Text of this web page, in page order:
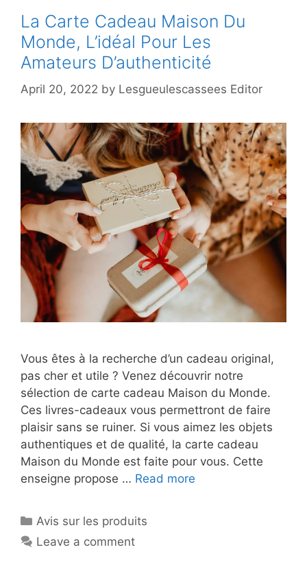
La Carte Cadeau Maison Du
Monde, L’idéal Pour Les
Amateurs D’authenticité
April 20, 2022 by Lesgueulescassees Editor
Vous êtes à la recherche d’un cadeau original,
pas cher et utile ? Venez découvrir notre
sélection de carte cadeau Maison du Monde.
Ces livres-cadeaux vous permettront de faire
plaisir sans se ruiner. Si vous aimez les objets
authentiques et de qualité, la carte cadeau
Maison du Monde est faite pour vous. Cette
enseigne propose … Read more
Avis sur les produits
Leave a comment